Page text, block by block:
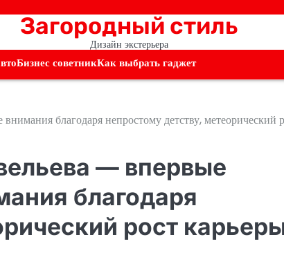
Загородный стиль
Дизайн экстерьера
Бизнес советникКак выбрать гаджет
благодаря непростому детству, метеорический
— впервые
благодаря
рост